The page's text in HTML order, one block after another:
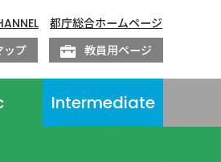
都庁総合ホームページ
ップ
教員用ページ
Intermediate